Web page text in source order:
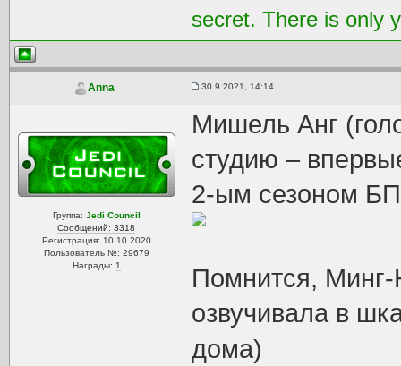
secret. There is only
Anna 30.9.2021, 14:14
Группа: Jedi Council
Сообщений: 3318
Регистрация: 10.10.2020
Пользователь №: 29679
Награды: 1
Мишель Анг
студию –
2-ым сезоном
Помнится, Минг-
озвучивала в
дома)